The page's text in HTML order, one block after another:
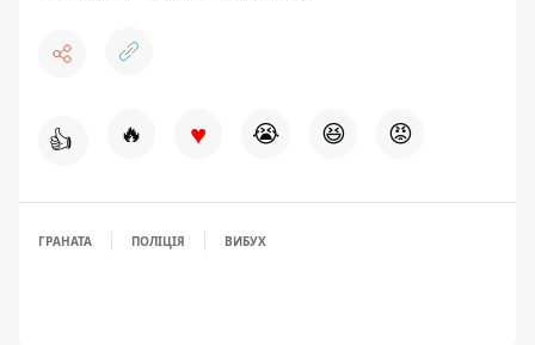
👍 🔥 ♥ 😭 😆 😡
ГРАНАТА ПОЛІЦІЯ ВИБУХ